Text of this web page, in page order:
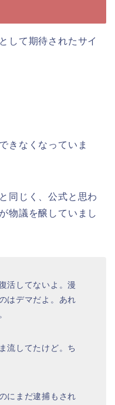
して期待されたサイ
きなくなっていま
同じく、公式と思わ
物議を醸していまし
活してないよ。漫
はデマだよ。あれ
流してたけど。ち
にまだ逮捕もされ